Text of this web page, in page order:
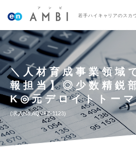
若手ハイキャリアのスカ
＼人材育成事業領域
報担当】◎少数精鋭
K◎元デロイトトー
求人No.AQVFZ-1123